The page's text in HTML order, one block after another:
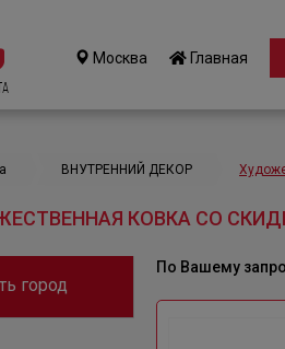
Москва Главная
ВНУТРЕННИЙ ДЕКОР
КОВКА СО
город
По Вашему